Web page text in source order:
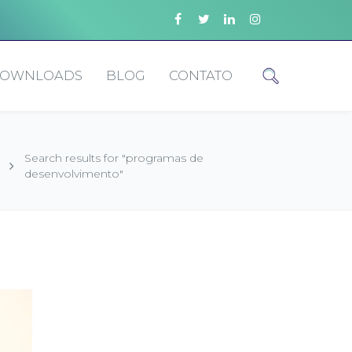
BLOG CONTATO
Search results for "programas de
desenvolvimento"